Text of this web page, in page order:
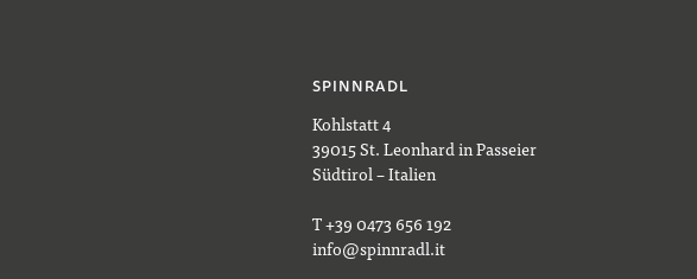
SPINNRADL
Kohlstatt 4
39015 St. Leonhard in Passeier
Südtirol – Italien
T +39 0473 656 192
info@spinnradl.it